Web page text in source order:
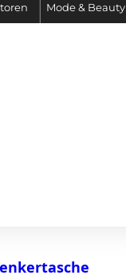
Mode & Beauty